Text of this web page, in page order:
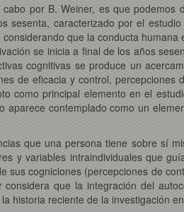
por B. Weiner, es que podemos
caracterizado por el
que la conducta humana
se inicia a final de los años
cognitivas se produce un
de eficacia y control, percepciones
como principal elemento en el
contemplado como un
que una persona tiene sobre sí
y variables intraindividuales que
cogniciones (percepciones de
que la integración del
historia reciente de la investigación